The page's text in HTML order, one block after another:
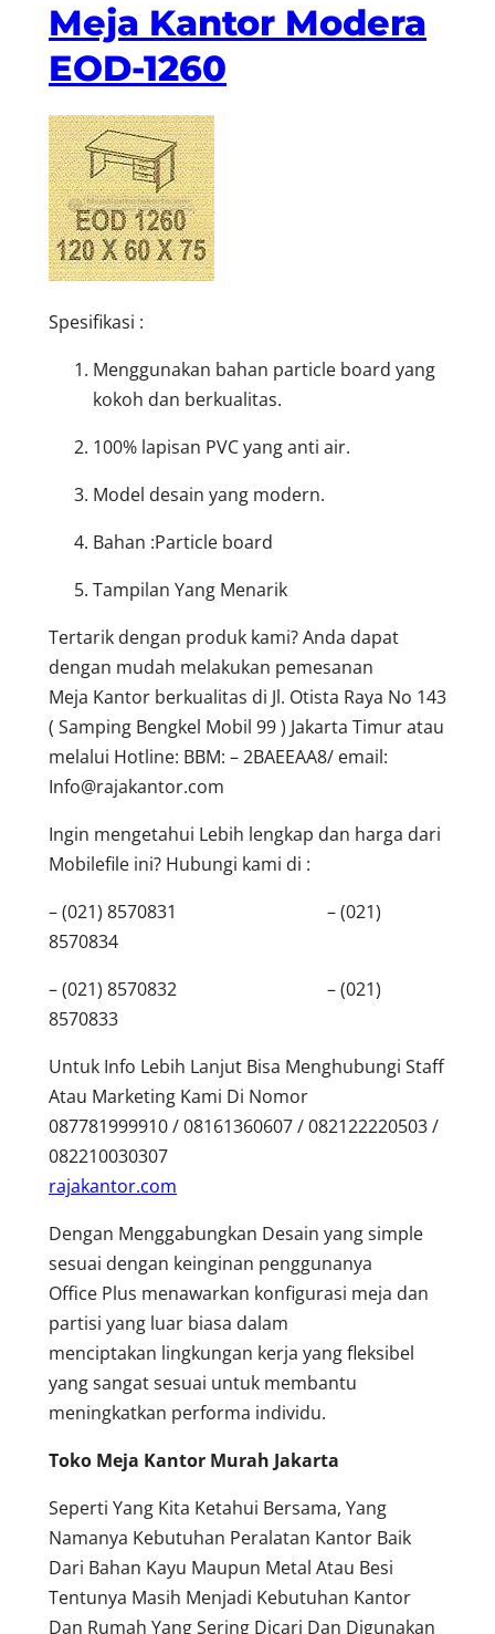
Meja Kantor Modera
EOD-1260
Spesifikasi :
Menggunakan bahan particle board yang
kokoh dan berkualitas.
100% lapisan PVC yang anti air.
Model desain yang modern.
Bahan :Particle board
Tampilan Yang Menarik
Tertarik dengan produk kami? Anda dapat
dengan mudah melakukan pemesanan
Meja Kantor berkualitas di Jl. Otista Raya No 143
( Samping Bengkel Mobil 99 ) Jakarta Timur atau
melalui Hotline: BBM: – 2BAEEAA8/ email:
Info@rajakantor.com
Ingin mengetahui Lebih lengkap dan harga dari
Mobilefile ini? Hubungi kami di :
– (021) 8570831 – (021)
8570834
– (021) 8570832 – (021)
8570833
Untuk Info Lebih Lanjut Bisa Menghubungi Staff
Atau Marketing Kami Di Nomor
087781999910 / 08161360607 / 082122220503 /
082210030307
rajakantor.com
Dengan Menggabungkan Desain yang simple
sesuai dengan keinginan penggunanya
Office Plus menawarkan konfigurasi meja dan
partisi yang luar biasa dalam
menciptakan lingkungan kerja yang fleksibel
yang sangat sesuai untuk membantu
meningkatkan performa individu.
Toko Meja Kantor Murah Jakarta
Seperti Yang Kita Ketahui Bersama, Yang
Namanya Kebutuhan Peralatan Kantor Baik
Dari Bahan Kayu Maupun Metal Atau Besi
Tentunya Masih Menjadi Kebutuhan Kantor
Dan Rumah Yang Sering Dicari Dan Digunakan